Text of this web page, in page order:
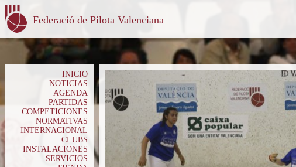
Federació de Pilota Valenciana
INICIO
NOTICIAS
AGENDA
PARTIDAS
COMPETICIONES
NORMATIVAS
INTERNACIONAL
CLUBS
INSTALACIONES
SERVICIOS